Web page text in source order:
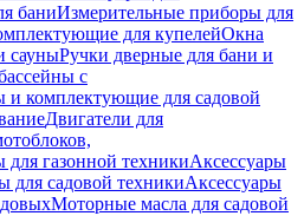
баниИзмерительные приборы для
для купелейОкна
сауныРучки дверные для бани и
с
и комплектующие для садовой
Двигатели для
для газонной техникиАксессуары
для садовой техникиАксессуары
Моторные масла для садовой